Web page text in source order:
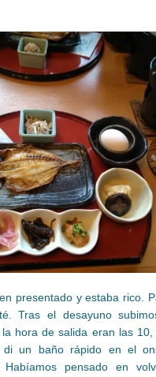
presentado y estaba rico.
Tras el desayuno
hora de salida eran las
di un baño rápido en el
Habíamos pensado en